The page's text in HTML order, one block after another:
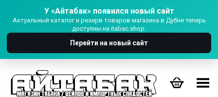
У «Айтабак» появился новый сайт
Актуальный каталог и резерв товаров магазина в Дубне теперь
доступны на itabac.shop.
Перейти на новый сайт
Переключить Меню